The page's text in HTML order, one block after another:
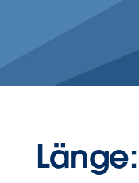
Länge: